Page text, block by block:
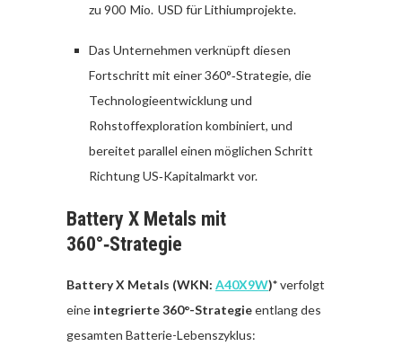
zu 900 Mio. USD für Lithiumprojekte.
Das Unternehmen verknüpft diesen
Fortschritt mit einer 360°‑Strategie, die
Technologieentwicklung und
Rohstoffexploration kombiniert, und
bereitet parallel einen möglichen Schritt
Richtung US‑Kapitalmarkt vor.
Battery X Metals mit
360°‑Strategie
Battery X Metals (WKN: A40X9W)*verfolgt
eine integrierte 360°-Strategieentlang des
gesamten Batterie-Lebenszyklus: